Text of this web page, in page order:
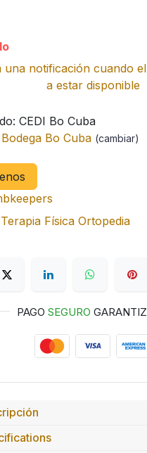
una notificación cuando
a estar disponible
CEDI Bo Cuba
Bo Cuba (cambiar)
Terapia Física Ortopedia
PAGO SEGURO